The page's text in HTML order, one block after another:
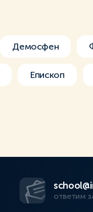
Демосфен
Епископ
ответим